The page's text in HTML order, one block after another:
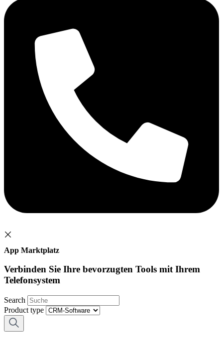
App Marktplatz
Verbinden Sie Ihre bevorzugten Tools mit Ihrem
Telefonsystem
Search
Product type